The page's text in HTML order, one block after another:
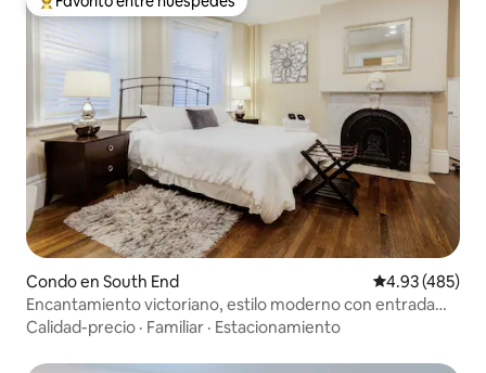
Favorito entre huéspedes preferido
Condo en South End Calificación
4.93 (485)
Encantamiento victoriano, estilo moderno con entrada
privada
Calidad-precio · Familiar · Estacionamiento